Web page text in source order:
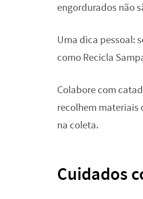
engordurados não
Uma dica pessoal:
como Recicla
Colabore com
recolhem materiais
na coleta.
Cuidados